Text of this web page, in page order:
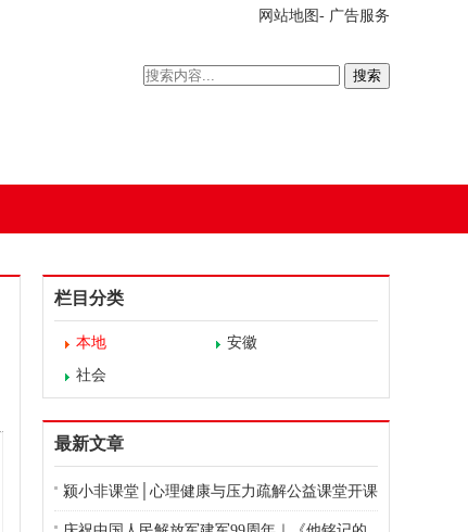
网站地图 - 广告服务
搜索
栏目分类
本地
安徽
社会
最新文章
颍小非课堂│心理健康与压力疏解公益课堂开课